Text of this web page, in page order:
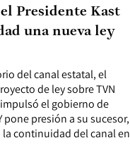
del canal estatal, el
de ley sobre TVN
el gobierno de
presión a su sucesor,
continuidad del canal en
Presidente Kast
una nueva ley